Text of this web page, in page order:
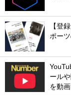
【登
ポー
ール
を動